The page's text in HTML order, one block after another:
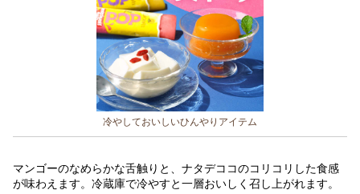
冷やしておいしいひんやりアイテム
マンゴーのなめらかな舌触りと、ナタデココのコリコリした食感
が味わえます。冷蔵庫で冷やすと一層おいしく召し上がれます。